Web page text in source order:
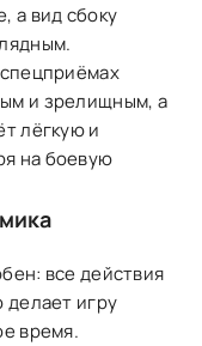
а вид сбоку
и зрелищным, а
лёгкую и
на боевую
все действия
делает игру
время.